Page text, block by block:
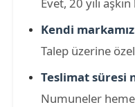
Kendi
Talep üzerine
Teslimat süresi
Numuneler